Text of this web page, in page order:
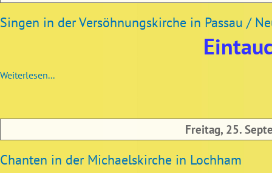
Singen in der Versöhnungskirche in Passau /
Weiterlesen...
Freitag, 25.
Chanten in der Michaelskirche in Lochham